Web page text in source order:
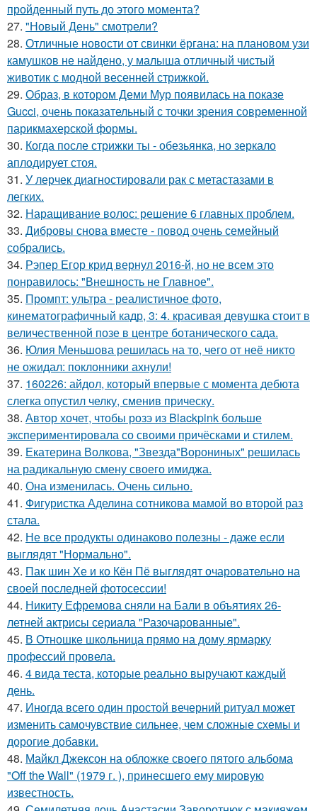
пройденный путь до этого момента?
27. "Новый День" смотрели?
28. Отличные новости от свинки ёргана: на плановом узи
камушков не найдено, у малыша отличный чистый
животик с модной весенней стрижкой.
29. Образ, в котором Деми Мур появилась на показе
Gucci, очень показательный с точки зрения современной
парикмахерской формы.
30. Когда после стрижки ты - обезьянка, но зеркало
аплодирует стоя.
31. У лерчек диагностировали рак с метастазами в
легких.
32. Наращивание волос: решение 6 главных проблем.
33. Дибровы снова вместе - повод очень семейный
собрались.
34. Рэпер Егор крид вернул 2016-й, но не всем это
понравилось: "Внешность не Главное".
35. Промпт: ультра - реалистичное фото,
кинематографичный кадр, 3: 4. красивая девушка стоит в
величественной позе в центре ботанического сада.
36. Юлия Меньшова решилась на то, чего от неё никто
не ожидал: поклонники ахнули!
37. 160226: айдол, который впервые с момента дебюта
слегка опустил челку, сменив прическу.
38. Автор хочет, чтобы розэ из Blackpink больше
экспериментировала со своими причёсками и стилем.
39. Екатерина Волкова, "Звезда"Ворониных" решилась
на радикальную смену своего имиджа.
40. Она изменилась. Очень сильно.
41. Фигуристка Аделина сотникова мамой во второй раз
стала.
42. Не все продукты одинаково полезны - даже если
выглядят "Нормально".
43. Пак шин Хе и ко Кён Пё выглядят очаровательно на
своей последней фотосессии!
44. Никиту Ефремова сняли на Бали в объятиях 26-
летней актрисы сериала "Разочарованные".
45. В Отношке школьница прямо на дому ярмарку
профессий провела.
46. 4 вида теста, которые реально выручают каждый
день.
47. Иногда всего один простой вечерний ритуал может
изменить самочувствие сильнее, чем сложные схемы и
дорогие добавки.
48. Майкл Джексон на обложке своего пятого альбома
"Off the Wall" (1979 г. ), принесшего ему мировую
известность.